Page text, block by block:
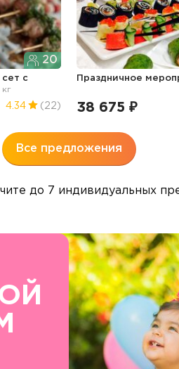
20
с
4.34 (22)
Праздничное
38 675 ₽
Все предложения
до 7 индивидуальных